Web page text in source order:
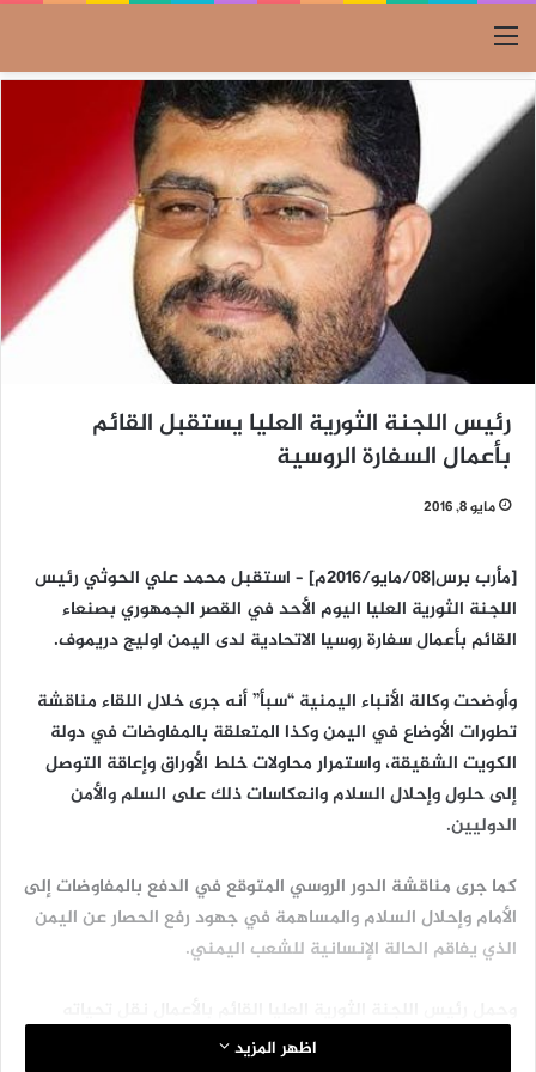
القائمة
رئيس اللجنة الثورية العليا يستقبل القائم
بأعمال السفارة الروسية
مايو 8, 2016
[مأرب برس|08/مايو/2016م] – استقبل محمد علي الحوثي رئيس
اللجنة الثورية العليا اليوم الأحد في القصر الجمهوري بصنعاء
القائم بأعمال سفارة روسيا الاتحادية لدى اليمن اوليج دريموف.
وأوضحت وكالة الأنباء اليمنية “سبأ” أنه جرى خلال اللقاء مناقشة
تطورات الأوضاع في اليمن وكذا المتعلقة بالمفاوضات في دولة
الكويت الشقيقة، واستمرار محاولات خلط الأوراق وإعاقة التوصل
إلى حلول وإحلال السلام وانعكاسات ذلك على السلم والأمن
الدوليين.
كما جرى مناقشة الدور الروسي المتوقع في الدفع بالمفاوضات إلى
الأمام وإحلال السلام والمساهمة في جهود رفع الحصار عن اليمن
الذي يفاقم الحالة الإنسانية للشعب اليمني.
وأمنياته الصادقة للقيادة الروسية والشعب الروسي الصديق الذي
اظهر المزيد